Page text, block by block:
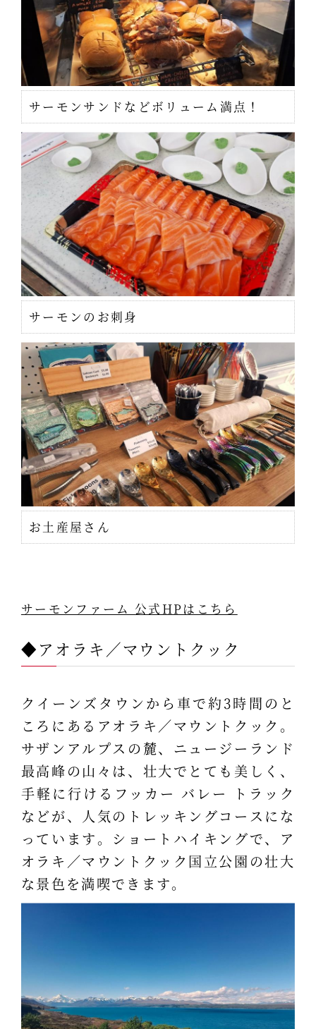
サーモンサンドなどボリューム満点！
サーモンのお刺身
お土産屋さん
サーモンファーム 公式HPはこちら
◆アオラキ／マウントクック
クイーンズタウンから車で約3時間のと
ころにあるアオラキ／マウントクック。
サザンアルプスの麓、ニュージーランド
最高峰の山々は、壮大でとても美しく、
手軽に行けるフッカー バレー トラック
などが、人気のトレッキングコースにな
っています。ショートハイキングで、ア
オラキ／マウントクック国立公園の壮大
な景色を満喫できます。